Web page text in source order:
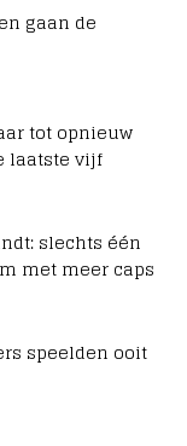
gaan de
tot opnieuw
laatste vijf
slechts één
met meer caps
speelden ooit